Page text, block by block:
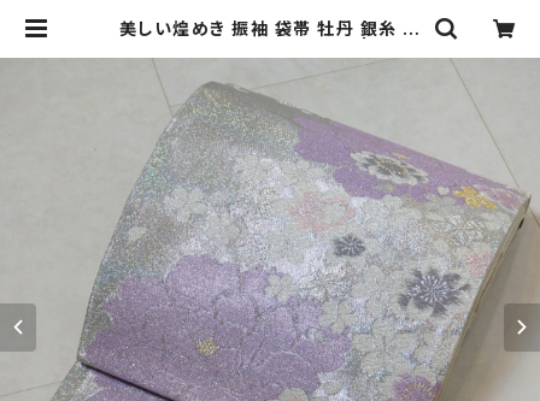
美しい煌めき 振袖 袋帯 牡丹 銀糸 牡
no Re:和 [online store] キモノリ
ワ 着物 帯